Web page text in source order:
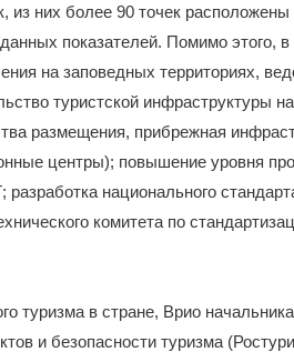
из них более 90 точек
показателей. Помимо этого, в
на заповедных территориях,
туристской
размещения, прибрежная
центры); повышение уровня
национального
комитета по
туризма в стране, Врио
и безопасности туризма